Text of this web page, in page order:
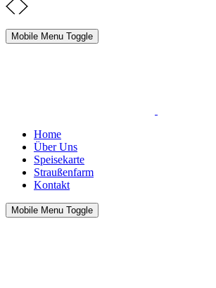
Mobile Menu Toggle
Home
Über Uns
Speisekarte
Straußenfarm
Kontakt
Mobile Menu Toggle